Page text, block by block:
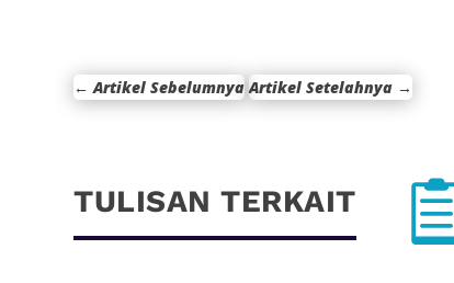
←Artikel Sebelumnya Artikel Setelahnya →
TULISAN TERKAIT 